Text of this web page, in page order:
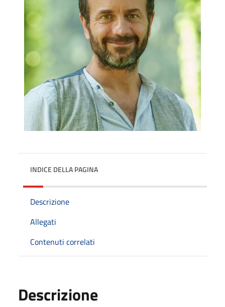
INDICE DELLA PAGINA
Descrizione
Allegati
Contenuti correlati
Descrizione